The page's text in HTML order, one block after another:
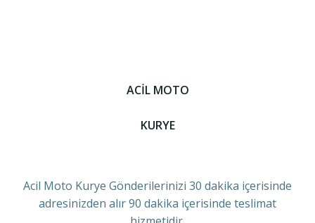
ACİL MOTO
KURYE
Acil Moto Kurye Gönderilerinizi 30 dakika içerisinde
adresinizden alır 90 dakika içerisinde teslimat